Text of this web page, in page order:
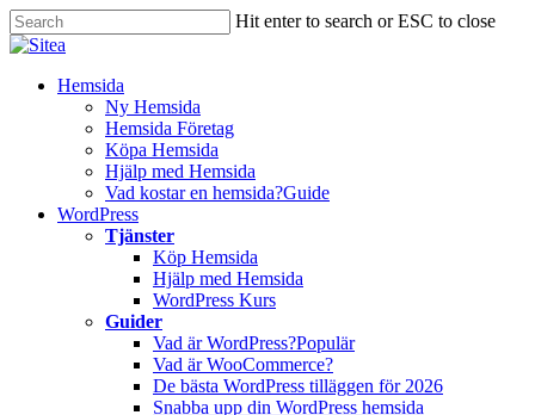
Skip
to
content
Hit enter to search or ESC to close
Close
InnehållHemsida
Ny Hemsida
Hemsida Företag
Köpa Hemsida
Hjälp med Hemsida
Vad kostar en hemsida?Guide
WordPress
Tjänster
Köp Hemsida
Hjälp med Hemsida
WordPress Kurs
Guider
Vad är WordPress?Populär
Vad är WooCommerce?
De bästa WordPress tilläggen för 2026
Snabba upp din WordPress hemsida